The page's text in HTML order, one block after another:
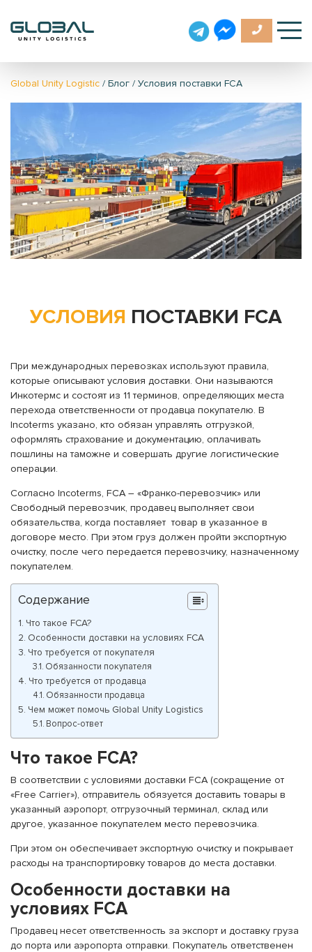
Global Unity Logistic / Блог / Условия поставки FCA
УСЛОВИЯ ПОСТАВКИ FCA
При международных перевозках используют правила,
которые описывают условия доставки. Они называются
Инкотермс и состоят из 11 терминов, определяющих места
перехода ответственности от продавца покупателю. В
Incoterms указано, кто обязан управлять отгрузкой,
оформлять страхование и документацию, оплачивать
пошлины на таможне и совершать другие логистические
операции.
Согласно Incoterms, FCA – «Франко-перевозчик» или
Свободный перевозчик, продавец выполняет свои
обязательства, когда поставляет товар в указанное в
договоре место. При этом груз должен пройти экспортную
очистку, после чего передается перевозчику, назначенному
покупателем.
Содержание
Что такое FCA?
Особенности доставки на условиях FCA
Что требуется от покупателя
Обязанности покупателя
Что требуется от продавца
Обязанности продавца
Чем может помочь Global Unity Logistics
Вопрос-ответ
Что такое FCA?
В соответствии с условиями доставки FCA (сокращение от
«Free Carrier»), отправитель обязуется доставить товары в
указанный аэропорт, отгрузочный терминал, склад или
другое, указанное покупателем место перевозчика.
При этом он обеспечивает экспортную очистку и покрывает
расходы на транспортировку товаров до места доставки.
Особенности доставки на
условиях FCA
Продавец несет ответственность за экспорт и доставку груза
до порта или аэропорта отправки. Покупатель ответственен